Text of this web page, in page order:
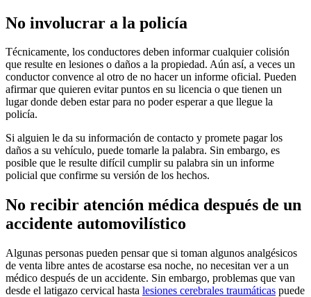
No involucrar a la policía
Técnicamente, los conductores deben informar cualquier colisión
que resulte en lesiones o daños a la propiedad. Aún así, a veces un
conductor convence al otro de no hacer un informe oficial. Pueden
afirmar que quieren evitar puntos en su licencia o que tienen un
lugar donde deben estar para no poder esperar a que llegue la
policía.
Si alguien le da su información de contacto y promete pagar los
daños a su vehículo, puede tomarle la palabra. Sin embargo, es
posible que le resulte difícil cumplir su palabra sin un informe
policial que confirme su versión de los hechos.
No recibir atención médica después de un
accidente automovilístico
Algunas personas pueden pensar que si toman algunos analgésicos
de venta libre antes de acostarse esa noche, no necesitan ver a un
médico después de un accidente. Sin embargo, problemas que van
desde el latigazo cervical hasta lesiones cerebrales traumáticas puede